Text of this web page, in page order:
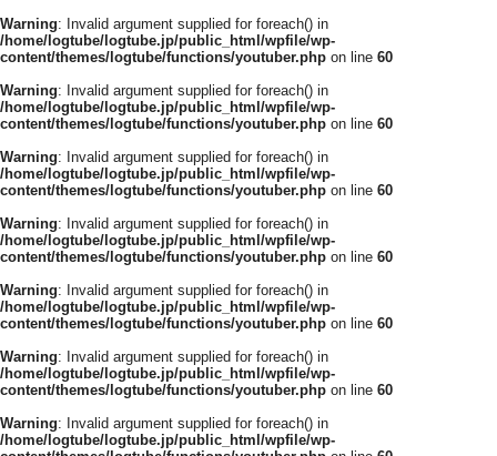
Warning: Invalid argument supplied for foreach() in
/home/logtube/logtube.jp/public_html/wpfile/wp-
content/themes/logtube/functions/youtuber.php on line 60
Warning: Invalid argument supplied for foreach() in
/home/logtube/logtube.jp/public_html/wpfile/wp-
content/themes/logtube/functions/youtuber.php on line 60
Warning: Invalid argument supplied for foreach() in
/home/logtube/logtube.jp/public_html/wpfile/wp-
content/themes/logtube/functions/youtuber.php on line 60
Warning: Invalid argument supplied for foreach() in
/home/logtube/logtube.jp/public_html/wpfile/wp-
content/themes/logtube/functions/youtuber.php on line 60
Warning: Invalid argument supplied for foreach() in
/home/logtube/logtube.jp/public_html/wpfile/wp-
content/themes/logtube/functions/youtuber.php on line 60
Warning: Invalid argument supplied for foreach() in
/home/logtube/logtube.jp/public_html/wpfile/wp-
content/themes/logtube/functions/youtuber.php on line 60
Warning: Invalid argument supplied for foreach() in
/home/logtube/logtube.jp/public_html/wpfile/wp-